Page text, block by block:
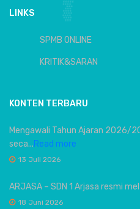
LINKS
SPMB ONLINE
KRITIK&SARAN
KONTEN TERBARU
Mengawali Tahun Ajaran 2026/
seca...Read more
13 Juli 2026
ARJASA – SDN 1 Arjasa resmi
18 Juni 2026